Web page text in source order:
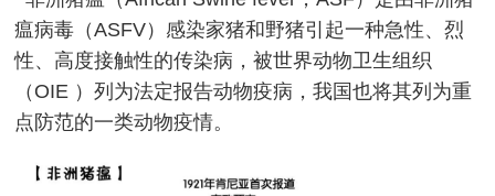
瘟病毒（ASFV）感染家猪和野猪引起一种急性、烈
性、高度接触性的传染病，被世界动物卫生组织
（OIE ）列为法定报告动物疫病，我国也将其列为重
点防范的一类动物疫情。